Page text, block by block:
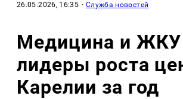
26.05.2026, 16:35 · Служба новостей
Медицина и
лидеры роста
Карелии за год